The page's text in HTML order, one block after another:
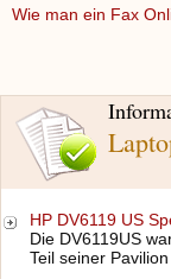
HP DV6119 US
Die DV6119US
Teil seiner
Wie man ein Fax